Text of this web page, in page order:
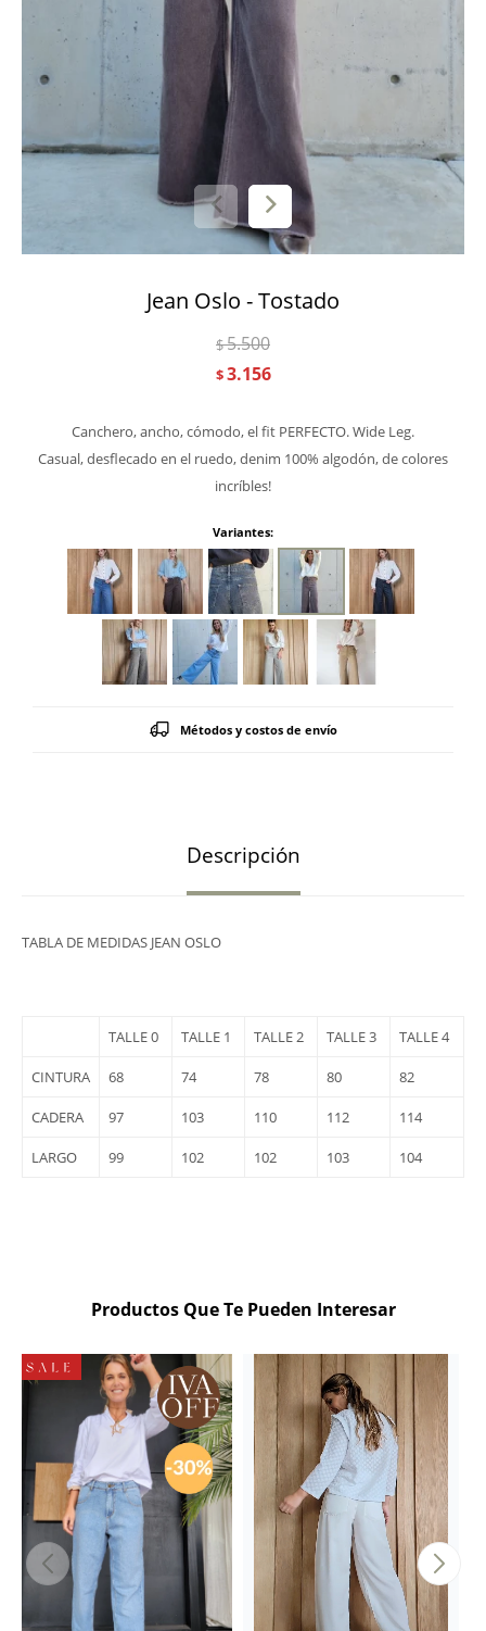
Jean Oslo - Tostado
$3.156
$5.500
Canchero, ancho, cómodo, el fit PERFECTO. Wide Leg.
Casual, desflecado en el ruedo, denim 100% algodón, de colores
incríbles!
Variantes:
Métodos y costos de envío
Descripción
TABLA DE MEDIDAS JEAN OSLO
TALLE 0 TALLE 1 TALLE 2 TALLE 3 TALLE 4
CINTURA 68 74 78 80 82
CADERA 97 103 110 112 114
LARGO 99 102 102 103 104
Productos Que Te Pueden Interesar